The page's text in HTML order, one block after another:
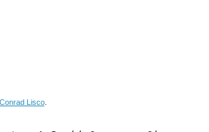
Conrad Lisco.